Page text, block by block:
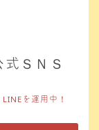
式ＳＮＳ
を運用中！